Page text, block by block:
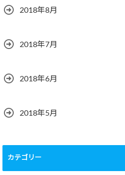
2018年8月
2018年7月
2018年6月
2018年5月
カテゴリー